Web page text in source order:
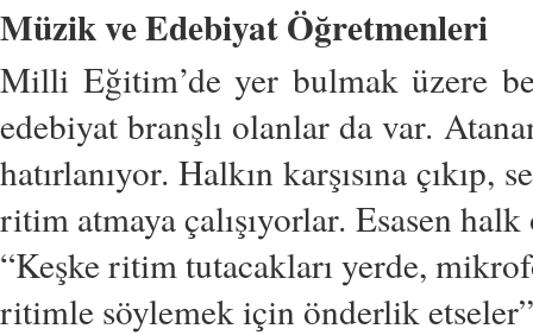
Müzik ve Edebiyat Öğretmenleri
Milli Eğitim’de yer bulmak üzere
edebiyat branşlı olanlar da var.
hatırlanıyor. Halkın karşısına
ritim atmaya çalışıyorlar. Esasen
“Keşke ritim tutacakları yerde,
ritimle söylemek için önderlik